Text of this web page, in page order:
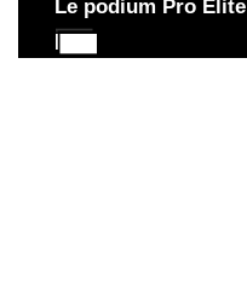
Le podium Pro Elite